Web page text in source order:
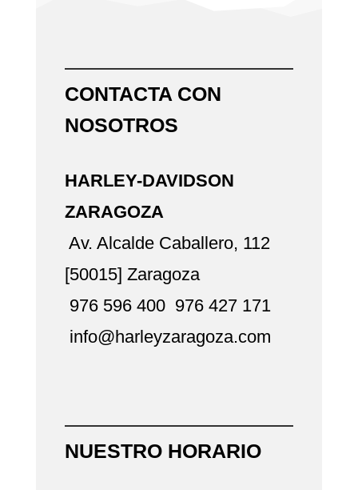
CONTACTA CON
NOSOTROS
HARLEY-DAVIDSON
ZARAGOZA
Av. Alcalde Caballero, 112
[50015] Zaragoza
976 596 400 976 427 171
info@harleyzaragoza.com
NUESTRO HORARIO